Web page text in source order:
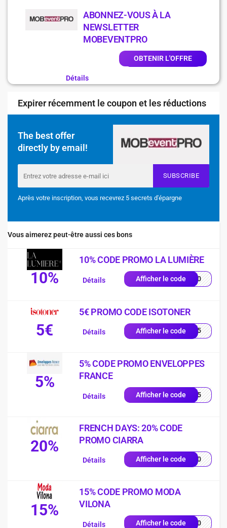
ABONNEZ-VOUS À LA
NEWSLETTER
MOBEVENTPRO
OBTENIR L'OFFRE
Détails
Expirer récemment le coupon et les réductions
The best offer
directly by email!
SUBSCRIBE
Après votre inscription, vous recevrez 5 secrets d'épargne
Vous aimerez peut-être aussi ces bons
10%
10% CODE PROMO LA LUMIÈRE
Afficher le codeYS10
Détails
5€
5€ PROMO CODE ISOTONER
Afficher le code2605
Détails
5%
5% CODE PROMO ENVELOPPES
FRANCE
Afficher le codeRST5
Détails
20%
FRENCH DAYS: 20% CODE
PROMO CIARRA
Afficher le codeFD20
Détails
15%
15% CODE PROMO MODA
VILONA
Afficher le code8040
Détails